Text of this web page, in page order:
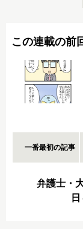
この連載の前
一番最初の記事
弁護士・